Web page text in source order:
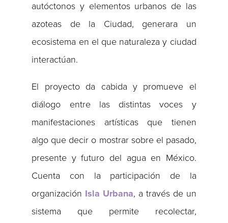
autóctonos y elementos urbanos de las
azoteas de la Ciudad, generara un
ecosistema en el que naturaleza y ciudad
interactúan.
El proyecto da cabida y promueve el
diálogo entre las distintas voces y
manifestaciones artísticas que tienen
algo que decir o mostrar sobre el pasado,
presente y futuro del agua en México.
Cuenta con la participación de la
organización Isla Urbana, a través de un
sistema que permite recolectar,